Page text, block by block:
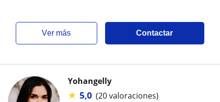
ver más Contactar
Yohangelly
★ 5,0 (20 valoraciones)